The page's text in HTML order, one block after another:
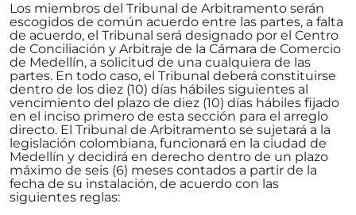
Los miembros del Tribunal de Arbitramento serán
escogidos de común acuerdo entre las partes, a falta
de acuerdo, el Tribunal será designado por el Centro
de Conciliación y Arbitraje de la Cámara de Comercio
de Medellín, a solicitud de una cualquiera de las
partes. En todo caso, el Tribunal deberá constituirse
dentro de los diez (10) días hábiles siguientes al
vencimiento del plazo de diez (10) días hábiles fijado
en el inciso primero de esta sección para el arreglo
directo. El Tribunal de Arbitramento se sujetará a la
legislación colombiana, funcionará en la ciudad de
Medellín y decidirá en derecho dentro de un plazo
máximo de seis (6) meses contados a partir de la
fecha de su instalación, de acuerdo con las
siguientes reglas: